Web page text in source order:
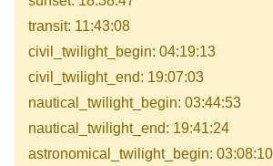
transit: 11:43:08
civil_twilight_begin: 04:19:13
civil_twilight_end: 19:07:03
nautical_twilight_begin: 03:44:53
nautical_twilight_end: 19:41:24
astronomical_twilight_begin: 03:08:10